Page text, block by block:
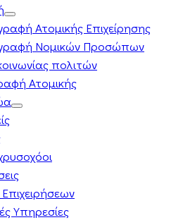
Ατομικής Επιχείρησης
Νομικών Προσώπων
πολιτών
Ατομικής
Υπηρεσίες